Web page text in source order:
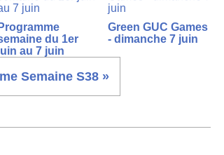
Programme
du 1er
au 7 juin
Green GUC Games
- dimanche 7 juin
Semaine S38 »